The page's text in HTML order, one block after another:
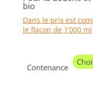
bio
Dans le prix est
le flacon de 1’000 ml
Contenance